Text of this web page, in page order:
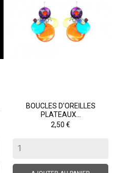
BOUCLES D'OREILLES
PLATEAUX...
Prix
2,50 €